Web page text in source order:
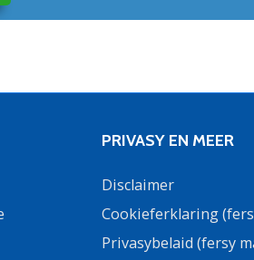
PRIVASY EN MEER
Disclaimer
Cookieferklaring
Privasybelaid (fersy